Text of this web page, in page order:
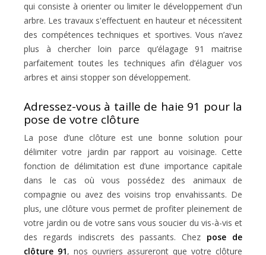
qui consiste à orienter ou limiter le développement d'un
arbre. Les travaux s'effectuent en hauteur et nécessitent
des compétences techniques et sportives. Vous n’avez
plus à chercher loin parce qu’élagage 91 maitrise
parfaitement toutes les techniques afin d’élaguer vos
arbres et ainsi stopper son développement.
Adressez-vous à taille de haie 91 pour la
pose de votre clôture
La pose d’une clôture est une bonne solution pour
délimiter votre jardin par rapport au voisinage. Cette
fonction de délimitation est d’une importance capitale
dans le cas où vous possédez des animaux de
compagnie ou avez des voisins trop envahissants. De
plus, une clôture vous permet de profiter pleinement de
votre jardin ou de votre sans vous soucier du vis-à-vis et
des regards indiscrets des passants. Chez pose de
clôture 91, nos ouvriers assureront que votre clôture